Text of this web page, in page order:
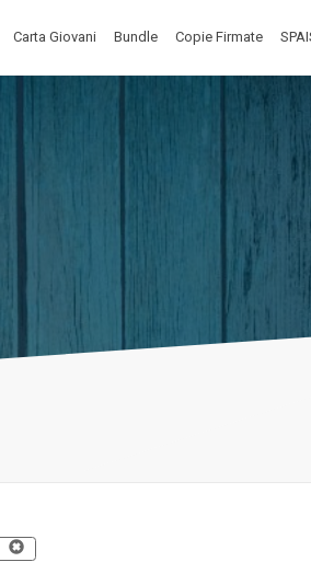
Carta Giovani Bundle Copie Firmate